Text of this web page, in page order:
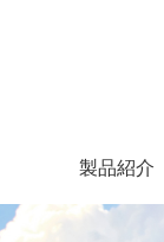
製品紹介